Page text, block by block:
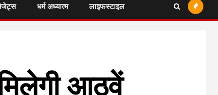
धर्म अध्यात्म लाइफस्टाइल
आठवें